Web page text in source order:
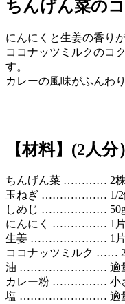
ちんげん菜の
にんにくと生姜の香り
ココナッツミルクのコ
す。
カレーの風味がふんわ
【材料】(2人分）
ちんげん菜 ………… 2
玉ねぎ ……………… 1/2
しめじ ………………
にんにく …………… 1
生姜 ………………… 1
ココナッツミルク ……
油 …………………… 適
カレー粉 …………… 小
塩 …………………… 適